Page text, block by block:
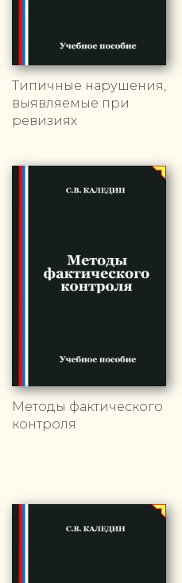
Типичные нарушения,
выявляемые при
ревизиях
Методы фактического
контроля